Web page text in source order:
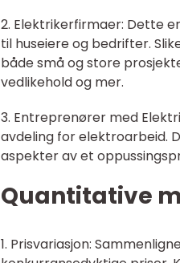
2. Elektrikerfirmaer: Dette
til huseiere og bedrifter.
både små og store
vedlikehold og mer.
3. Entreprenører med
avdeling for elektroarbeid.
aspekter av et
Quantitative
1. Prisvariasjon: